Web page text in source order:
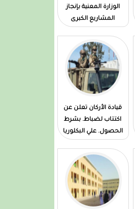
الوزارة المعنية بإنجاز
المشاريع الكبرى
قيادة الأركان تعلن عن
اكتتاب لضباط. بشرط
الحصول. علي البكلوريا